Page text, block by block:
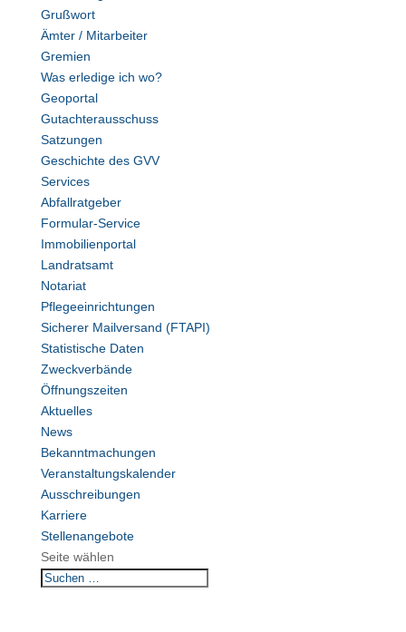
Grußwort
Ämter / Mitarbeiter
Gremien
Was erledige ich wo?
Geoportal
Gutachterausschuss
Satzungen
Geschichte des GVV
Services
Abfallratgeber
Formular-Service
Immobilienportal
Landratsamt
Notariat
Pflegeeinrichtungen
Sicherer Mailversand (FTAPI)
Statistische Daten
Zweckverbände
Öffnungszeiten
Aktuelles
News
Bekanntmachungen
Veranstaltungskalender
Ausschreibungen
Karriere
Stellenangebote
Seite wählen